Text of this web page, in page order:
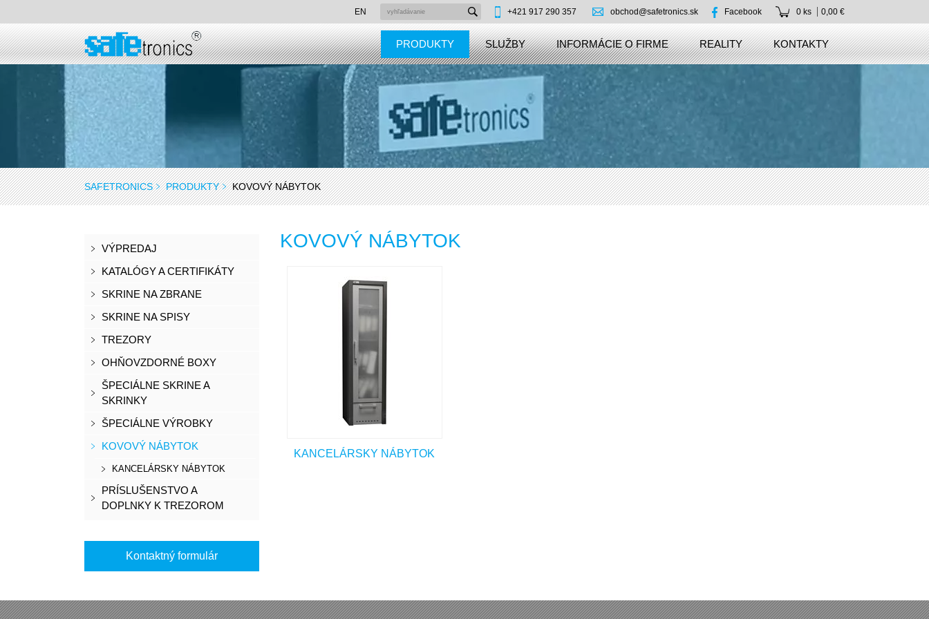
EN +421 917 290 357 obchod@safetronics.sk Facebook 0 ks 0,00 €
PRODUKTY SLUŽBY INFORMÁCIE O FIRME REALITY KONTAKTY
SAFETRONICS PRODUKTY KOVOVÝ NÁBYTOK
KOVOVÝ NÁBYTOK
KANCELÁRSKY NÁBYTOK
VÝPREDAJ
KATALÓGY A CERTIFIKÁTY
SKRINE NA ZBRANE
SKRINE NA SPISY
TREZORY
OHŇOVZDORNÉ BOXY
ŠPECIÁLNE SKRINE A
SKRINKY
ŠPECIÁLNE VÝROBKY
KOVOVÝ NÁBYTOK
KANCELÁRSKY NÁBYTOK
PRÍSLUŠENSTVO A
DOPLNKY K TREZOROM
Kontaktný formulár